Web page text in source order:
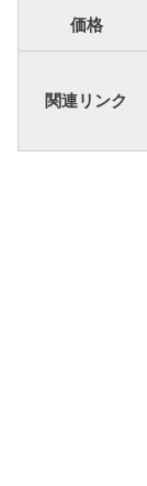
価格
関連リンク